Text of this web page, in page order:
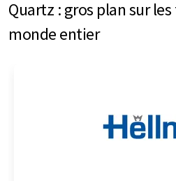
Quartz : gros plan sur
monde entier